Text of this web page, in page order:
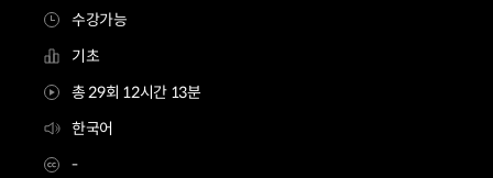
수강가능
기초
총 29회 12시간 13분
한국어
-